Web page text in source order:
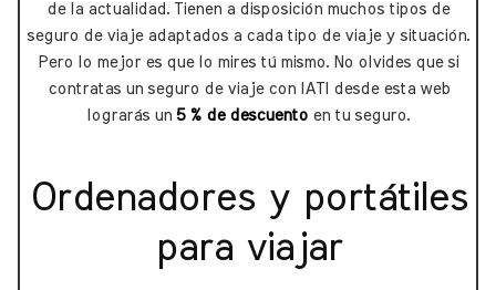
de la actualidad. Tienen a disposición muchos tipos de
seguro de viaje adaptados a cada tipo de viaje y situación.
Pero lo mejor es que lo mires tú mismo. No olvides que si
contratas un seguro de viaje con IATI desde esta web
lograrás un 5 % de descuento en tu seguro.
Ordenadores y portátiles
para viajar